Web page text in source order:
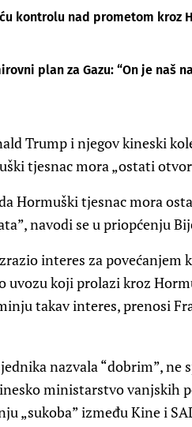
kontrolu nad prometom kroz
plan za Gazu: “On je naš
Trump i njegov kineski
tjesnac mora „ostati
Hormuški tjesnac mora
navodi se u priopćenju
interes za povećanjem
uvozu koji prolazi kroz
takav interes, prenosi
nazvala “dobrim”,
ministarstvo vanjskih
„sukoba” između Kine i